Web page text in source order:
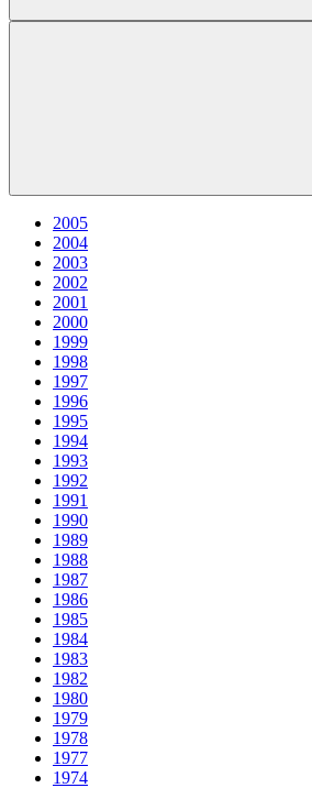
2005
2004
2003
2002
2001
2000
1999
1998
1997
1996
1995
1994
1993
1992
1991
1990
1989
1988
1987
1986
1985
1984
1983
1982
1980
1979
1978
1977
1974